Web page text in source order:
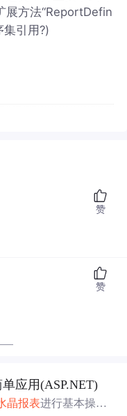
展方法“ReportDefin
引用?)
赞
赞
应用(ASP.NET)
晶报表进行基本操